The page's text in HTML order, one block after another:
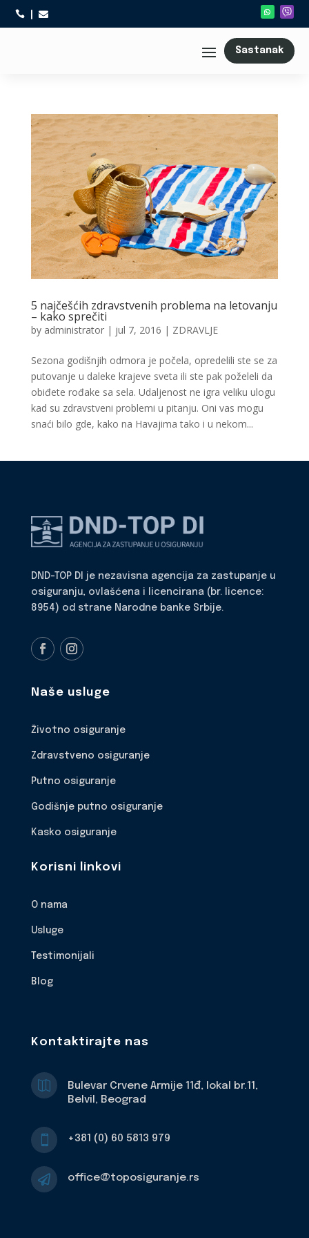
 
Sastanak
5 najčešćih zdravstvenih problema na letovanju
– kako sprečiti
by administrator| jul 7, 2016 | ZDRAVLJE
Sezona godišnjih odmora je počela, opredelili ste se za
putovanje u daleke krajeve sveta ili ste pak poželeli da
obiđete rođake sa sela. Udaljenost ne igra veliku ulogu
kad su zdravstveni problemi u pitanju. Oni vas mogu
snaći bilo gde, kako na Havajima tako i u nekom...
DND-TOP DI je nezavisna agencija za zastupanje u
osiguranju, ovlašćena i licencirana (br. licence:
8954) od strane Narodne banke Srbije.
Naše usluge
Životno osiguranje
Zdravstveno osiguranje
Putno osiguranje
Godišnje putno osiguranje
Kasko osiguranje
Korisni linkovi
O nama
Usluge
Testimonijali
Blog
Kontaktirajte nas

Bulevar Crvene Armije 11đ, lokal br.11,
Belvil, Beograd
 +381 (0) 60 5813 979
 office@toposiguranje.rs